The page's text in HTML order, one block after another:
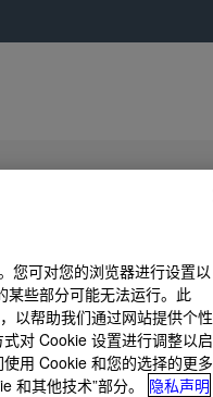
您可对您的浏览器进行设置以
某些部分可能无法运行。此
以帮助我们通过网站提供个性
对 Cookie 设置进行调整以启
用 Cookie 和您的选择的更多
和其他技术”部分。
隐私声明